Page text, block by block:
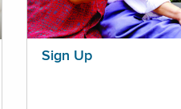
Sign Up